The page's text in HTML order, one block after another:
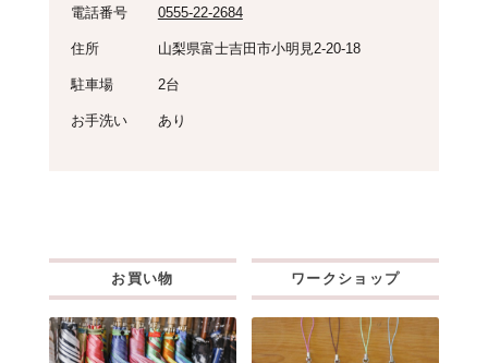
電話番号 0555-22-2684
住所 山梨県富士吉田市小明見2-20-18
駐車場 2台
お手洗い あり
お買い物 ワークショップ